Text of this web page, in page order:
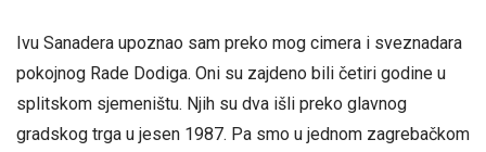
Ivu Sanadera upoznao sam preko mog cimera i sveznadara
pokojnog Rade Dodiga. Oni su zajdeno bili četiri godine u
splitskom sjemeništu. Njih su dva išli preko glavnog
gradskog trga u jesen 1987. Pa smo u jednom zagrebačkom